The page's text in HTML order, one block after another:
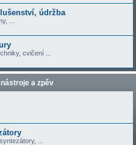
údržba
...
cvičení ...
a zpěv
...